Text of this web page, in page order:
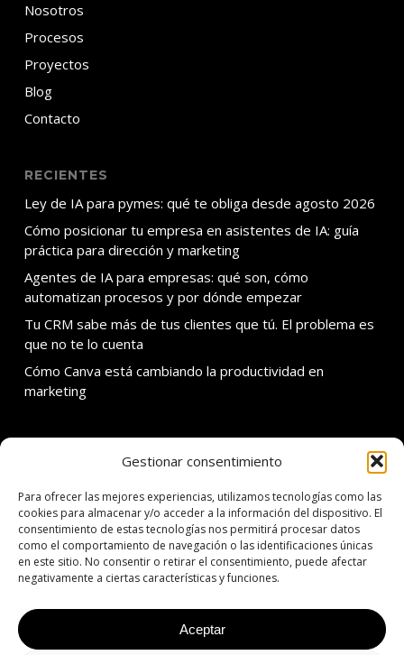
Gestionar consentimiento
Para ofrecer las mejores experiencias, utilizamos tecnologías como las
cookies para almacenar y/o acceder a la información del dispositivo. El
consentimiento de estas tecnologías nos permitirá procesar datos
como el comportamiento de navegación o las identificaciones únicas
en este sitio. No consentir o retirar el consentimiento, puede afectar
negativamente a ciertas características y funciones.
Aceptar
Nosotros
Procesos
Proyectos
Blog
Contacto
RECIENTES
Ley de IA para pymes: qué te obliga desde agosto 2026
Cómo posicionar tu empresa en asistentes de IA: guía
práctica para dirección y marketing
Agentes de IA para empresas: qué son, cómo
automatizan procesos y por dónde empezar
Tu CRM sabe más de tus clientes que tú. El problema es
que no te lo cuenta
Cómo Canva está cambiando la productividad en
marketing
C. Calvet 30 3er 1a
08021 Barcelona
T: +34 934 342 138